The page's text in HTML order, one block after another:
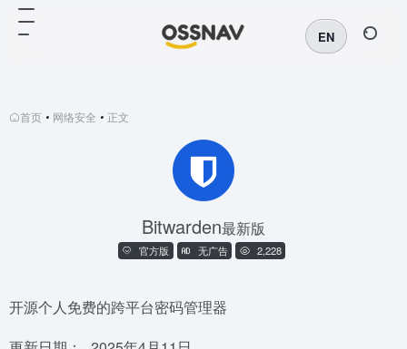
EN
首页 • 网络安全 • 正文
Bitwarden最新版
官方版 无广告 2,228
开源个人免费的跨平台密码管理器